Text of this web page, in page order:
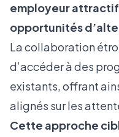
employeur
opportunités
La collaboration
d’accéder à des
existants, offrant
alignés sur les
Cette approche